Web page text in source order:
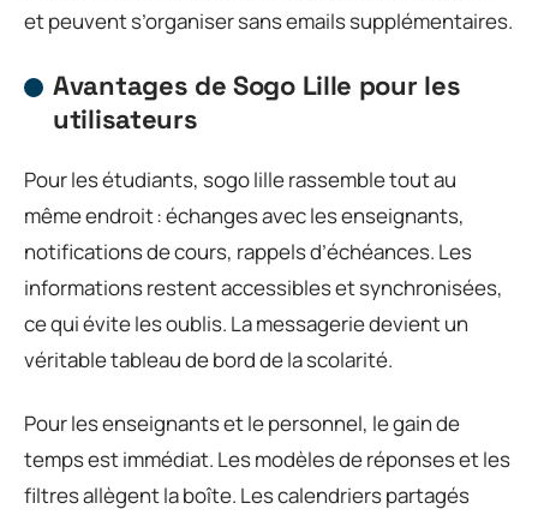
et peuvent s’organiser sans emails supplémentaires.
Avantages de Sogo Lille pour les
utilisateurs
Pour les étudiants, sogo lille rassemble tout au
même endroit : échanges avec les enseignants,
notifications de cours, rappels d’échéances. Les
informations restent accessibles et synchronisées,
ce qui évite les oublis. La messagerie devient un
véritable tableau de bord de la scolarité.
Pour les enseignants et le personnel, le gain de
temps est immédiat. Les modèles de réponses et les
filtres allègent la boîte. Les calendriers partagés